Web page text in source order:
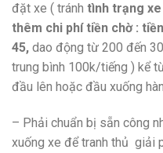
đặt xe ( tránh tình trạng
thêm chi phí tiền chờ :
45, dao động từ 200 đến
trung bình 100k/tiếng ) kể
đầu lên hoặc đầu xuống
– Phải chuẩn bị sẵn công
xuống xe để tranh thủ giải